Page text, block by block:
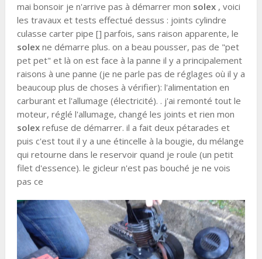
mai bonsoir je n'arrive pas à démarrer mon solex, voici
les travaux et tests effectué dessus : joints cylindre
culasse carter pipe [] parfois, sans raison apparente, le
solexne démarre plus. on a beau pousser, pas de "pet
pet pet" et là on est face à la panne il y a principalement
raisons à une panne (je ne parle pas de réglages où il y a
beaucoup plus de choses à vérifier): l'alimentation en
carburant et l'allumage (électricité). . j'ai remonté tout le
moteur, réglé l'allumage, changé les joints et rien mon
solexrefuse de démarrer. il a fait deux pétarades et
puis c'est tout il y a une étincelle à la bougie, du mélange
qui retourne dans le reservoir quand je roule (un petit
filet d'essence). le gicleur n'est pas bouché je ne vois
pas ce